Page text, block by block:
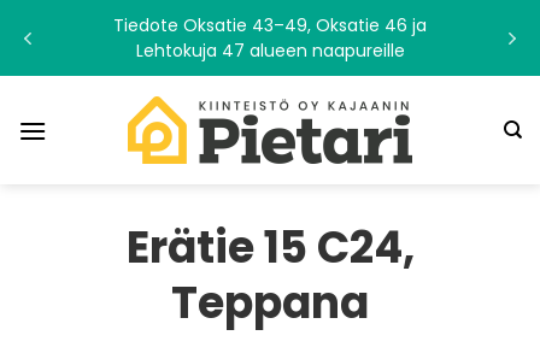
content
Tiedote Oksatie 43–49, Oksatie 46 ja
Lehtokuja 47 alueen naapureille
Erätie 15 C24,
Teppana